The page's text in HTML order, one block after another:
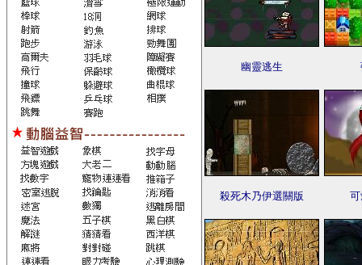
幽靈逃生
殺死木乃伊選關版